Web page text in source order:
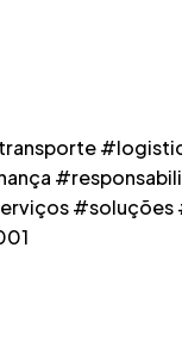
#soluções